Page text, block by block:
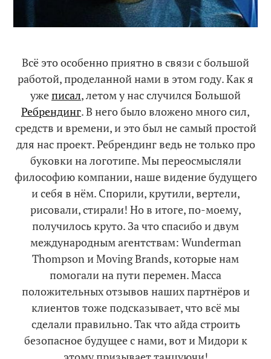
Всё это особенно приятно в связи с большой
работой, проделанной нами в этом году. Как я
ужеписал, летом у нас случился Большой
Ребрендинг. В него было вложено много сил,
средств и времени, и это был не самый простой
для нас проект. Ребрендинг ведь не только про
буковки на логотипе. Мы переосмысляли
философию компании, наше видение будущего
и себя в нём. Спорили, крутили, вертели,
рисовали, стирали! Но в итоге, по-моему,
получилось круто. За что спасибо и двум
международным агентствам: Wunderman
Thompson и Moving Brands, которые нам
помогали на пути перемен. Масса
положительных отзывов наших партнёров и
клиентов тоже подсказывает, что всё мы
сделали правильно. Так что айда строить
безопасное будущее с нами, вот и Мидори к